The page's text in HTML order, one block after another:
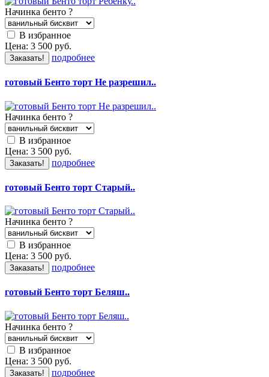
Начинка бенто ?
В избранное
Цена: 3 500 руб.
Заказать! подробнее
готовый Бенто торт Не разрешил..
Начинка бенто ?
В избранное
Цена: 3 500 руб.
Заказать! подробнее
готовый Бенто торт Старый..
Начинка бенто ?
В избранное
Цена: 3 500 руб.
Заказать! подробнее
готовый Бенто торт Беляш..
Начинка бенто ?
В избранное
Цена: 3 500 руб.
Заказать! подробнее